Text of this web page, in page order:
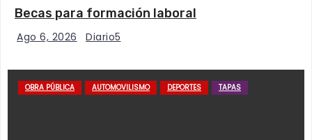
Becas para formación laboral
Ago 6, 2026 Diario5
OBRA PÚBLICA AUTOMOVILISMO DEPORTES TAPAS